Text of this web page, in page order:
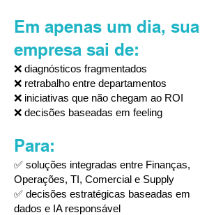
Em apenas um dia, sua
empresa sai de:
❌ diagnósticos fragmentados
❌ retrabalho entre departamentos
❌ iniciativas que não chegam ao ROI
❌ decisões baseadas em feeling
Para:
✅ soluções integradas entre Finanças,
Operações, TI, Comercial e Supply
✅ decisões estratégicas baseadas em
dados e IA responsável